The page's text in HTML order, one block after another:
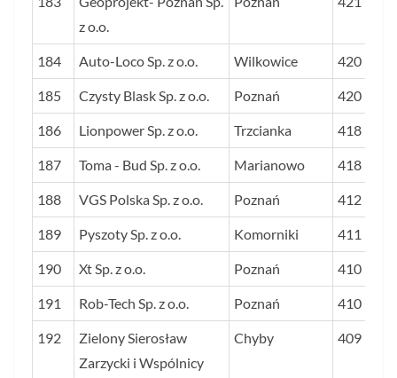
z o.o.
184 Auto-Loco Sp. z o.o. Wilkowice 420
185 Czysty Blask Sp. z o.o. Poznań 420
186 Lionpower Sp. z o.o. Trzcianka 418
187 Toma - Bud Sp. z o.o. Marianowo 418
188 VGS Polska Sp. z o.o. Poznań 412
189 Pyszoty Sp. z o.o. Komorniki 411
190 Xt Sp. z o.o. Poznań 410
191 Rob-Tech Sp. z o.o. Poznań 410
192
Zielony Sierosław
Zarzycki i Wspólnicy
Chyby 409